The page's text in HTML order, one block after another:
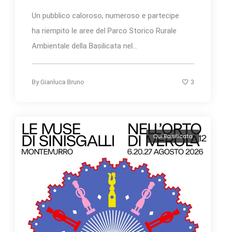
Un pubblico caloroso, numeroso e partecipe
ha riempito le aree del Parco Storico Rurale
Ambientale della Basilicata nel...
By Gianluca Bruno 3
Qui Basilicata